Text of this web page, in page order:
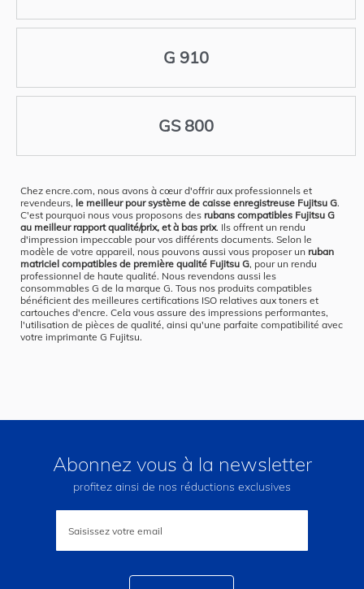
G 910
GS 800
Chez encre.com, nous avons à cœur d'offrir aux professionnels et
revendeurs, le meilleur pour système de caisse enregistreuse Fujitsu G.
C'est pourquoi nous vous proposons des rubans compatibles Fujitsu G
au meilleur rapport qualité/prix, et à bas prix. Ils offrent un rendu
d'impression impeccable pour vos différents documents. Selon le
modèle de votre appareil, nous pouvons aussi vous proposer un ruban
matriciel compatibles de première qualité Fujitsu G, pour un rendu
professionnel de haute qualité. Nous revendons aussi les
consommables G de la marque G. Tous nos produits compatibles
bénéficient des meilleures certifications ISO relatives aux toners et
cartouches d'encre. Cela vous assure des impressions performantes,
l'utilisation de pièces de qualité, ainsi qu'une parfaite compatibilité avec
votre imprimante G Fujitsu.
Abonnez vous à la newsletter
profitez ainsi de nos réductions exclusives
lettre